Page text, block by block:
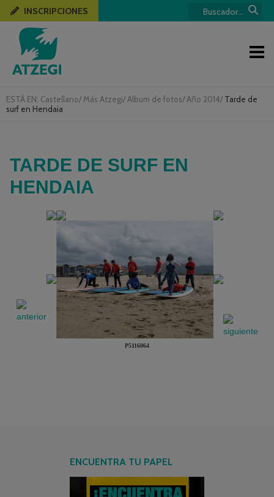
ESTÁ EN: Castellano/ Más Atzegi/ Album de fotos/ Año 2014/ Tarde de
surf en Hendaia
INSCRIPCIONES
TARDE DE SURF EN
HENDAIA
P5116064
ENCUENTRA TU PAPEL